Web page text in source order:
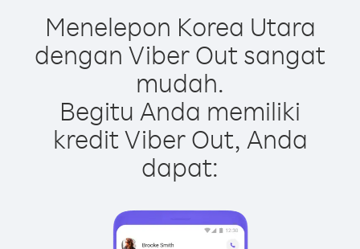
Menelepon Korea Utara
dengan Viber Out sangat
mudah.
Begitu Anda memiliki
kredit Viber Out, Anda
dapat: